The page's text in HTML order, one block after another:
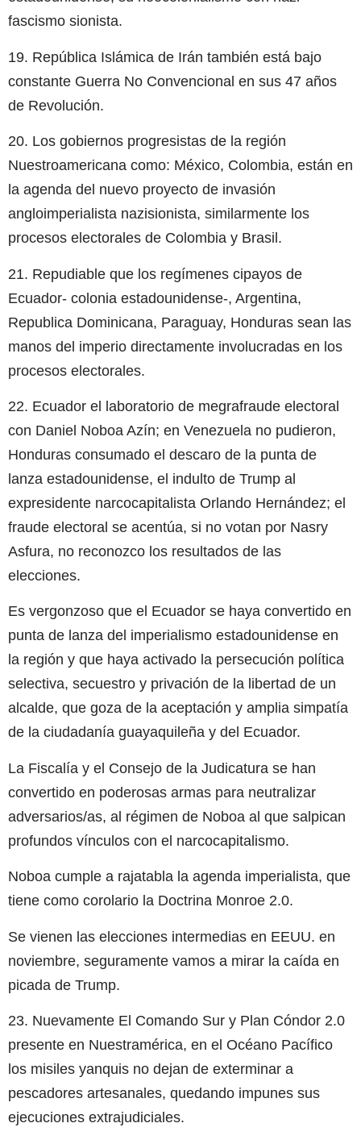
fascismo sionista.
19. República Islámica de Irán también está bajo
constante Guerra No Convencional en sus 47 años
de Revolución.
20. Los gobiernos progresistas de la región
Nuestroamericana como: México, Colombia, están en
la agenda del nuevo proyecto de invasión
angloimperialista nazisionista, similarmente los
procesos electorales de Colombia y Brasil.
21. Repudiable que los regímenes cipayos de
Ecuador- colonia estadounidense-, Argentina,
Republica Dominicana, Paraguay, Honduras sean las
manos del imperio directamente involucradas en los
procesos electorales.
22. Ecuador el laboratorio de megrafraude electoral
con Daniel Noboa Azín; en Venezuela no pudieron,
Honduras consumado el descaro de la punta de
lanza estadounidense, el indulto de Trump al
expresidente narcocapitalista Orlando Hernández; el
fraude electoral se acentúa, si no votan por Nasry
Asfura, no reconozco los resultados de las
elecciones.
Es vergonzoso que el Ecuador se haya convertido en
punta de lanza del imperialismo estadounidense en
la región y que haya activado la persecución política
selectiva, secuestro y privación de la libertad de un
alcalde, que goza de la aceptación y amplia simpatía
de la ciudadanía guayaquileña y del Ecuador.
La Fiscalía y el Consejo de la Judicatura se han
convertido en poderosas armas para neutralizar
adversarios/as, al régimen de Noboa al que salpican
profundos vínculos con el narcocapitalismo.
Noboa cumple a rajatabla la agenda imperialista, que
tiene como corolario la Doctrina Monroe 2.0.
Se vienen las elecciones intermedias en EEUU. en
noviembre, seguramente vamos a mirar la caída en
picada de Trump.
23. Nuevamente El Comando Sur y Plan Cóndor 2.0
presente en Nuestramérica, en el Océano Pacífico
los misiles yanquis no dejan de exterminar a
pescadores artesanales, quedando impunes sus
ejecuciones extrajudiciales.